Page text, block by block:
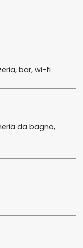
bar, wi-fi
da bagno,